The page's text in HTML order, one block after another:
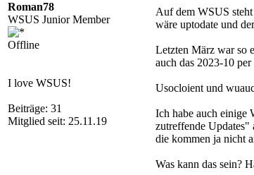
Roman78
WSUS Junior Member
Offline
I love WSUS!
Beiträge: 31
Mitglied seit: 25.11.19
Auf dem WSUS
wäre uptodate und
Letzten März war so
auch das 2023-10
Usocloient und
Ich habe auch einige
zutreffende Updates"
die kommen ja nicht
Was kann das sein?